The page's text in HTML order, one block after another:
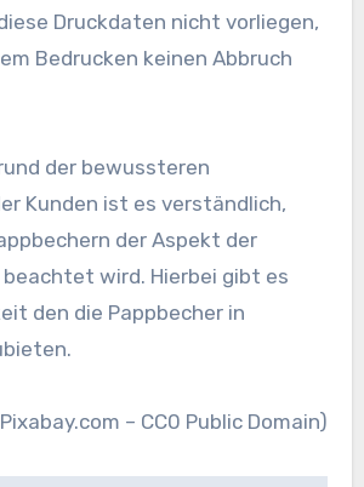
Druckdaten nicht vorliegen,
Bedrucken keinen Abbruch
der bewussteren
Kunden ist es verständlich,
der Aspekt der
wird. Hierbei gibt es
den die Pappbecher in
– CC0 Public Domain)